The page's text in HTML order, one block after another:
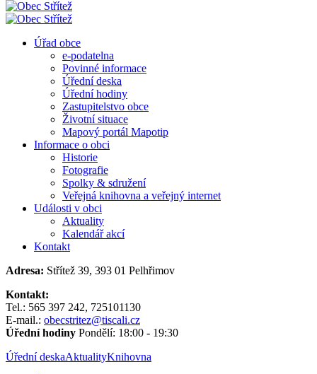
Úřad obce
e-podatelna
Povinné informace
Úřední deska
Úřední hodiny
Zastupitelstvo obce
Životní situace
Mapový portál Mapotip
Informace o obci
Historie
Fotografie
Spolky & sdružení
Veřejná knihovna a veřejný internet
Události v obci
Aktuality
Kalendář akcí
Kontakt
Adresa: Střítež 39, 393 01 Pelhřimov
Kontakt:
Tel.: 565 397 242, 725101130
E-mail.: obecstritez@tiscali.cz
Úřední hodiny Pondělí: 18:00 - 19:30
Úřední deskaAktualityKnihovna